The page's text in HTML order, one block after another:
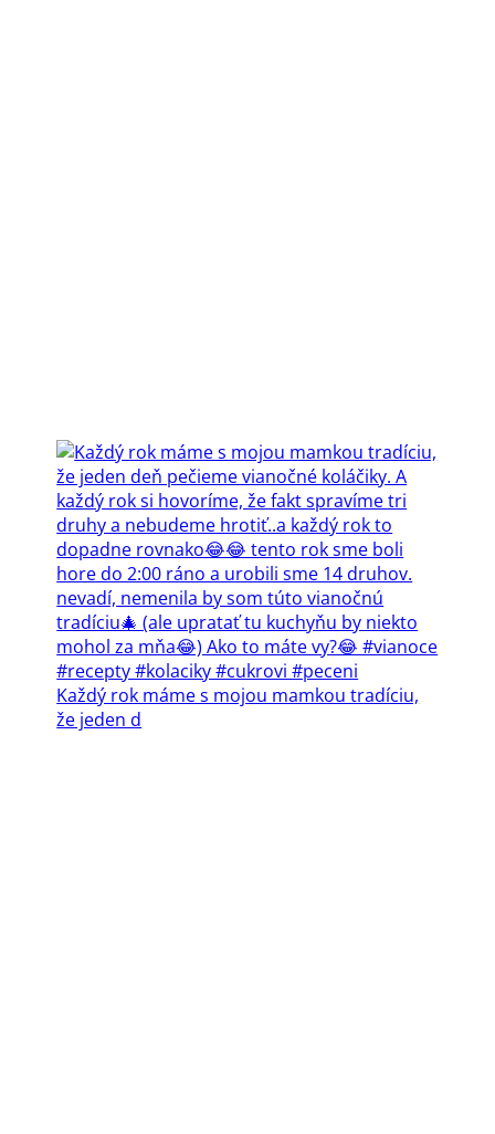
Každý rok máme s mojou mamkou tradíciu,
že jeden d